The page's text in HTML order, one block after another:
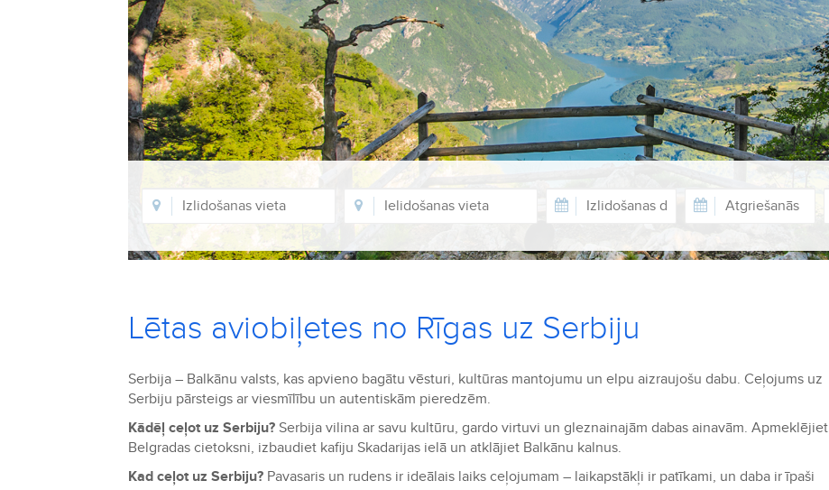
Lētas aviobiļetes no Rīgas uz Serbiju
Serbija – Balkānu valsts, kas apvieno bagātu vēsturi, kultūras mantojumu un elpu aizraujošu dabu. Ceļojums uz
Serbiju pārsteigs ar viesmīlību un autentiskām pieredzēm.
Kādēļ ceļot uz Serbiju? Serbija vilina ar savu kultūru, gardo virtuvi un gleznainajām dabas ainavām. Apmeklējiet
Belgradas cietoksni, izbaudiet kafiju Skadarijas ielā un atklājiet Balkānu kalnus.
Kad ceļot uz Serbiju? Pavasaris un rudens ir ideālais laiks ceļojumam – laikapstākļi ir patīkami, un daba ir īpaši